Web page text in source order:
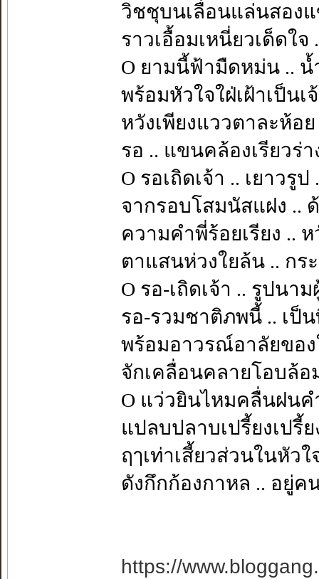
วิชชุบนเลื่อนแล่นสองแ
ราวเอื้อมเหนี่ยวเด็ดใจ
O ยามนี้ฟ้ามืดหม่น ..
พร้อมหัวใจใฝ่เฝ้าเป็นเ
หวังเพียงแววตาละห้อ
รอ .. แขนคล้องเรียวร่
O รอเถิดเจ้า .. เยาวรู
จากรอบโสมนัสแฝง ..
ความคำพี่ร้อยเรียง .. ห
ตาแสนห่วงใยล้น .. กร
O รอ-เถิดเจ้า .. รูปนา
รอ-รวมชาติภพนี้ .. เป็
พร้อมอาวรณ์อาลัยของ
จักเคลื่อนคลายโอบล้อ
O แว่วยินไหมคลื่นฝนค
แปลบปลาบเปรี้ยงเปรี้
ฤๅเท่าเสี้ยวส่วนในหัว
ดังกึกก้องกาหล .. อยู่ค
https://